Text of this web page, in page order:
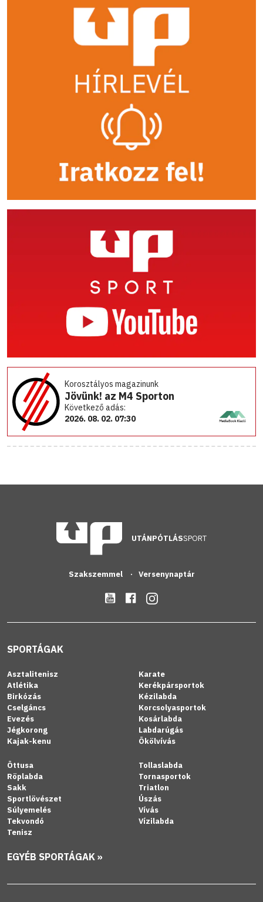
Korosztályos magazinunk
Jövünk! az M4 Sporton
Következő adás:
2026. 08. 02. 07:30
UTÁNPÓTLÁSSPORT
Szakszemmel Versenynaptár
SPORTÁGAK
Asztalitenisz
Atlétika
Birkózás
Cselgáncs
Evezés
Jégkorong
Kajak-kenu
Karate
Kerékpársportok
Kézilabda
Korcsolyasportok
Kosárlabda
Labdarúgás
Ökölvívás
Öttusa
Röplabda
Sakk
Sportlövészet
Súlyemelés
Tekvondó
Tenisz
Tollaslabda
Tornasportok
Triatlon
Úszás
Vívás
Vízilabda
EGYÉB SPORTÁGAK »